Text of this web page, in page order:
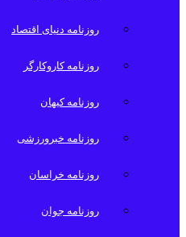
روزنامه دنیای اقتصاد
روزنامه کاروکارگر
روزنامه کیهان
روزنامه خبرورزشی
روزنامه خراسان
روزنامه جوان